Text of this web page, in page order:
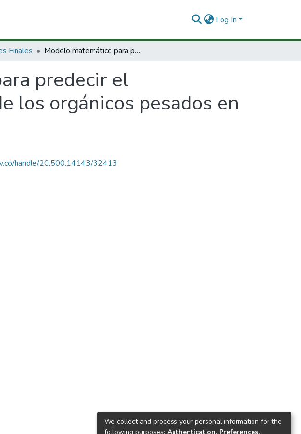
Log In
Finales Modelo matemático para predecir el comportamiento termodinámico de los orgánicos pesados en el crudo
predecir el
los orgánicos pesados en
handle/20.500.14143/32413
We collect and process your personal information for the
following purposes: Authentication, Preferences,